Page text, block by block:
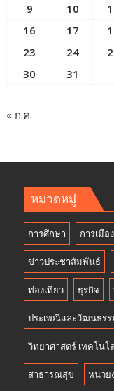
9
10
16
17
23
24
30
31
« ก.ค.
หมวดหมู่
การศึกษา การเมือง
ข่าวประชาสัมพันธ์
ท่องเที่ยว ธุรกิจ
ประเพณีและวัฒนธรร
วิทยาศาสตร์ เทคโน
สาธารณสุข หน่วย